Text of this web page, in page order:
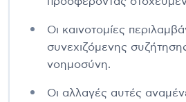
Οι καινοτομίες
συνεχιζόμενης
νοημοσύνη.
Οι αλλαγές αυτές